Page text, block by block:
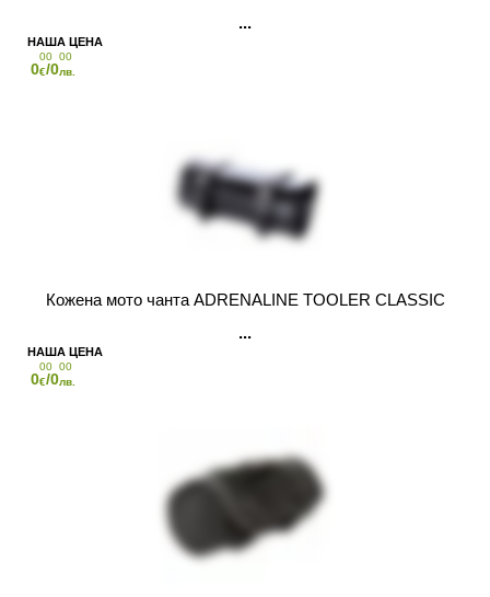
0
00
€/0
00
лв.
Кожена мото чанта ADRENALINE TOOLER CLASSIC
0
00
€/0
00
лв.